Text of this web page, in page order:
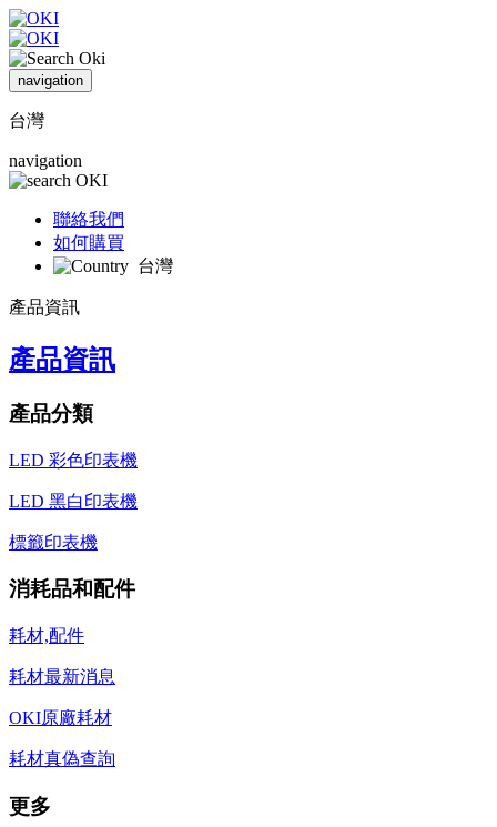
navigation
台灣
navigation
聯絡我們
如何購買
台灣
產品資訊
產品資訊
產品分類
LED 彩色印表機
LED 黑白印表機
標籤印表機
消耗品和配件
耗材,配件
耗材最新消息
OKI原廠耗材
耗材真偽查詢
更多